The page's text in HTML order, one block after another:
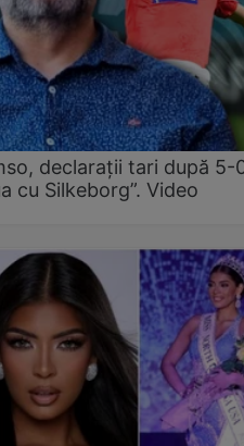
declarații tari după 5-
cu Silkeborg”. Video